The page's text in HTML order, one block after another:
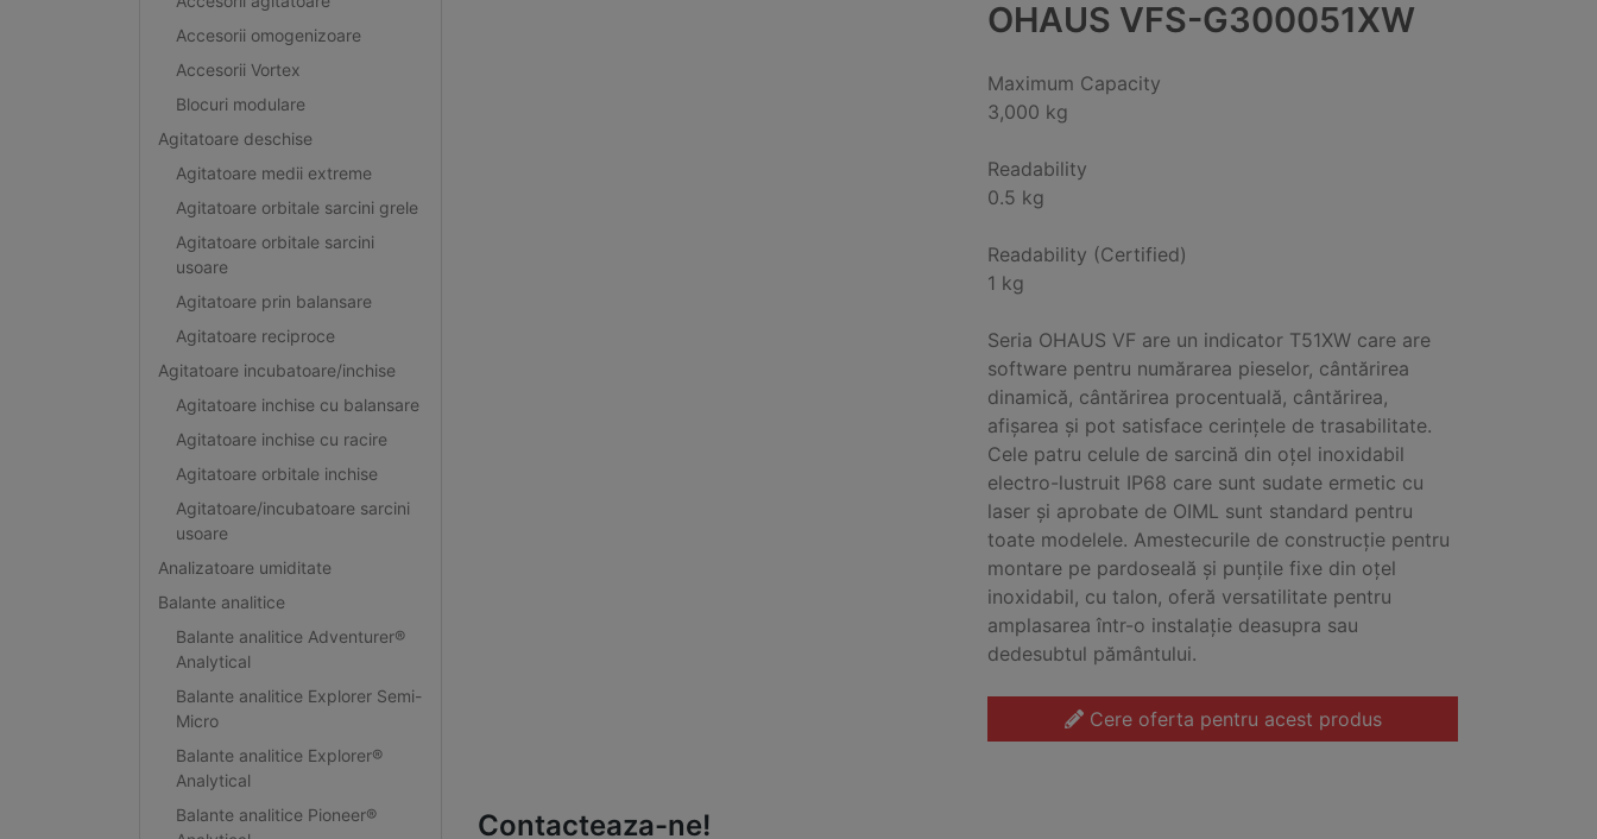
Accesorii omogenizoare
Accesorii Vortex
Blocuri modulare
Agitatoare deschise
Agitatoare medii extreme
Agitatoare orbitale sarcini grele
Agitatoare orbitale sarcini
usoare
Agitatoare prin balansare
Agitatoare reciproce
Agitatoare incubatoare/inchise
Agitatoare inchise cu balansare
Agitatoare inchise cu racire
Agitatoare orbitale inchise
Agitatoare/incubatoare sarcini
usoare
Analizatoare umiditate
Balante analitice
Balante analitice Adventurer®
Analytical
Balante analitice Explorer Semi-
Micro
Balante analitice Explorer®
Analytical
Balante analitice Pioneer®
OHAUS VFS-G300051XW
Maximum Capacity
3,000 kg
Readability
0.5 kg
Readability (Certified)
1 kg
Seria OHAUS VF are un indicator T51XW care are
software pentru numărarea pieselor, cântărirea
dinamică, cântărirea procentuală, cântărirea,
afișarea și pot satisface cerințele de trasabilitate.
Cele patru celule de sarcină din oțel inoxidabil
electro-lustruit IP68 care sunt sudate ermetic cu
laser și aprobate de OIML sunt standard pentru
toate modelele. Amestecurile de construcție pentru
montare pe pardoseală și punțile fixe din oțel
inoxidabil, cu talon, oferă versatilitate pentru
amplasarea într-o instalație deasupra sau
dedesubtul pământului.
Cere oferta pentru acest produs
Contacteaza-ne!